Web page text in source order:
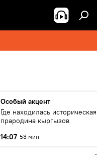
Особый акцент
Где находилась историческая
прародина кыргызов
14:07 53 мин